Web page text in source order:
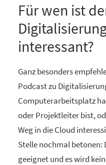
Für wen ist
interessant?
Ganz besonders
Podcast zu
Computerarbeitsplatz
oder Projektleiter bist,
Weg in die Cloud
Stelle nochmal betonen:
geeignet und es wird